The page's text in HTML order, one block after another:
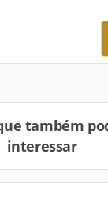
também
interessar